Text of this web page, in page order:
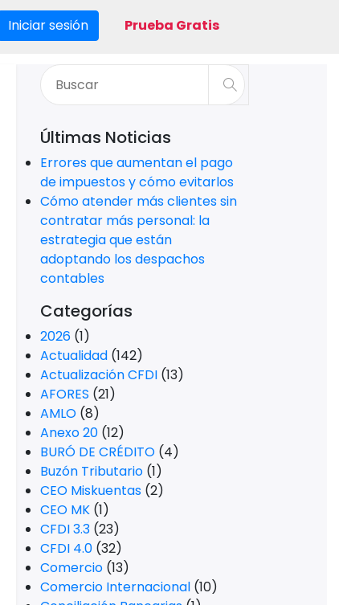
Iniciar sesión Prueba Gratis
Últimas Noticias
Errores que aumentan el pago
de impuestos y cómo evitarlos
Cómo atender más clientes sin
contratar más personal: la
estrategia que están
adoptando los despachos
contables
Categorías
2026 (1)
Actualidad (142)
Actualización CFDI (13)
AFORES (21)
AMLO (8)
Anexo 20 (12)
BURÓ DE CRÉDITO (4)
Buzón Tributario (1)
CEO Miskuentas (2)
CEO MK (1)
CFDI 3.3 (23)
CFDI 4.0 (32)
Comercio (13)
Comercio Internacional (10)